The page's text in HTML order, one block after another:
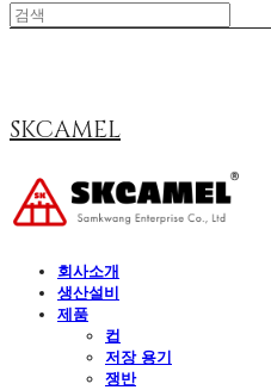
SKCAMEL
회사소개
생산설비
제품
컵
저장 용기
쟁반